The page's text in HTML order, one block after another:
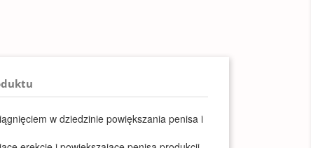
w dziedzinie powiększania penisa i